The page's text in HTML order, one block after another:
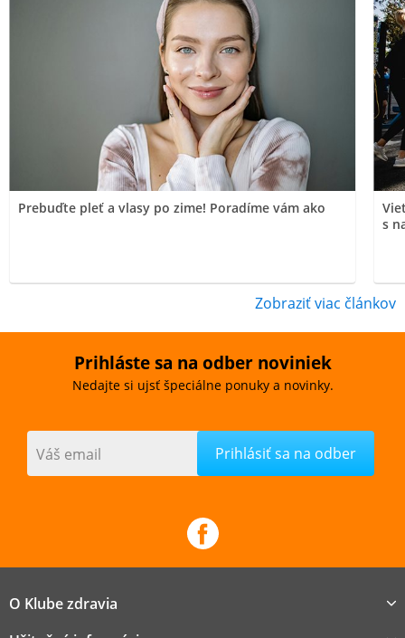
Prebuďte pleť a vlasy po zime! Poradíme vám ako
s
Zobraziť viac článkov
Prihláste sa na odber noviniek
Nedajte si ujsť špeciálne ponuky a novinky.
Váš email
O Klube zdravia